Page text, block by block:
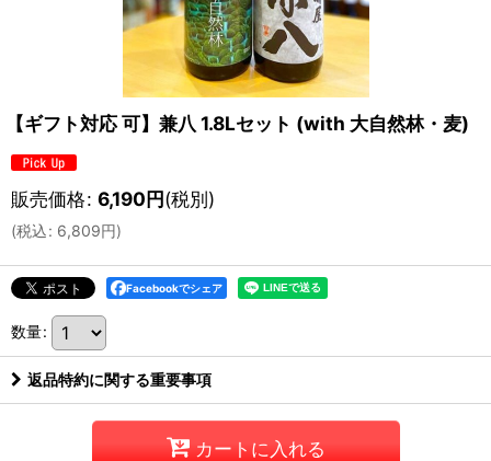
【ギフト対応 可】兼八 1.8Lセット (with 大自然林・麦)
販売価格: 6,190円(税別)
(税込: 6,809円)
Facebookでシェア
数量:
返品特約に関する重要事項
カートに入れる